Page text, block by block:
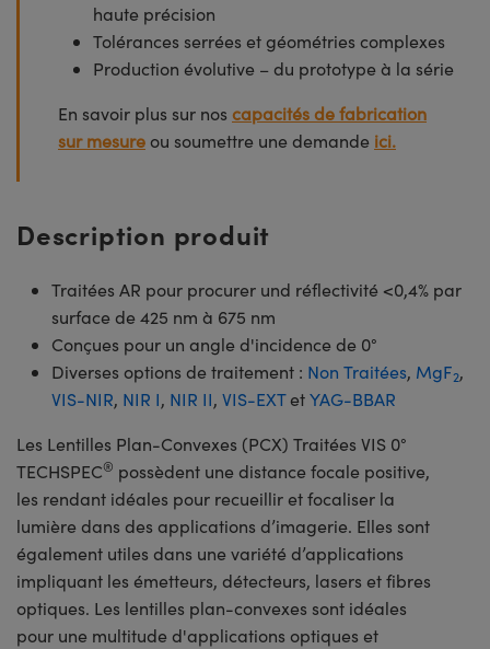
haute précision
Tolérances serrées et géométries complexes
Production évolutive – du prototype à la série
En savoir plus sur nos capacités de fabrication
sur mesure ou soumettre une demande ici.
Description produit
Traitées AR pour procurer und réflectivité <0,4% par
surface de 425 nm à 675 nm
Conçues pour un angle d'incidence de 0°
Diverses options de traitement : Non Traitées, MgF2,
VIS-NIR, NIR I, NIR II, VIS-EXTetYAG-BBAR
Les Lentilles Plan-Convexes (PCX) Traitées VIS 0°
TECHSPEC® possèdent une distance focale positive,
les rendant idéales pour recueillir et focaliser la
lumière dans des applications d’imagerie. Elles sont
également utiles dans une variété d’applications
impliquant les émetteurs, détecteurs, lasers et fibres
optiques. Les lentilles plan-convexes sont idéales
pour une multitude d'applications optiques et